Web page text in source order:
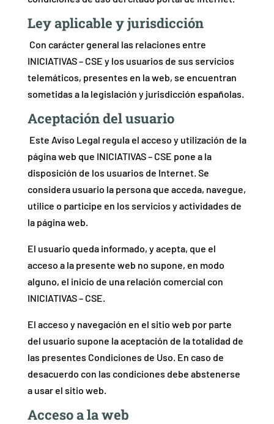
Ley aplicable y jurisdicción
Con carácter general las relaciones entre
INICIATIVAS – CSE y los usuarios de sus servicios
telemáticos, presentes en la web, se encuentran
sometidas a la legislación y jurisdicción españolas.
Aceptación del usuario
Este Aviso Legal regula el acceso y utilización de la
página web que INICIATIVAS – CSE pone a la
disposición de los usuarios de Internet. Se
considera usuario la persona que acceda, navegue,
utilice o participe en los servicios y actividades de
la página web.
El usuario queda informado, y acepta, que el
acceso a la presente web no supone, en modo
alguno, el inicio de una relación comercial con
INICIATIVAS – CSE.
El acceso y navegación en el sitio web por parte
del usuario supone la aceptación de la totalidad de
las presentes Condiciones de Uso. En caso de
desacuerdo con las condiciones debe abstenerse
a usar el sitio web.
Acceso a la web